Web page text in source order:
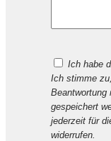
lasse
dieses
leer.
Ich habe
Ich stimme
Beantwortung
gespeichert
jederzeit für
widerrufen.